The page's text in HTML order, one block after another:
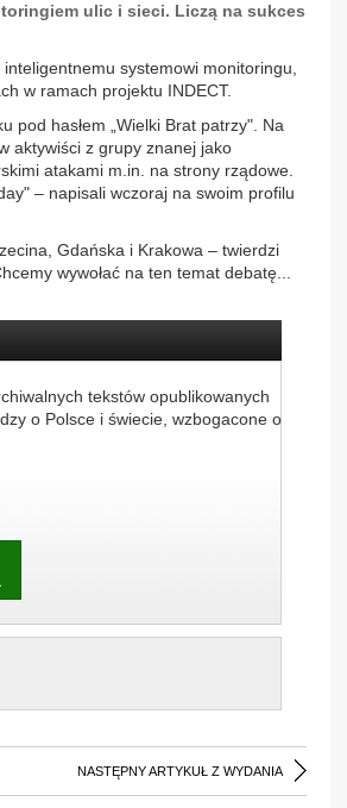
ulic i sieci. Liczą na sukces
systemowi monitoringu,
w ramach projektu INDECT.
pod hasłem „Wielki Brat patrzy". Na
aktywiści z grupy znanej jako
atakami m.in. na strony rządowe.
– napisali wczoraj na swoim profilu
Gdańska i Krakowa – twierdzi
wywołać na ten temat debatę...
tekstów opublikowanych
o Polsce i świecie, wzbogacone o
NASTĘPNY ARTYKUŁ Z WYDANIA